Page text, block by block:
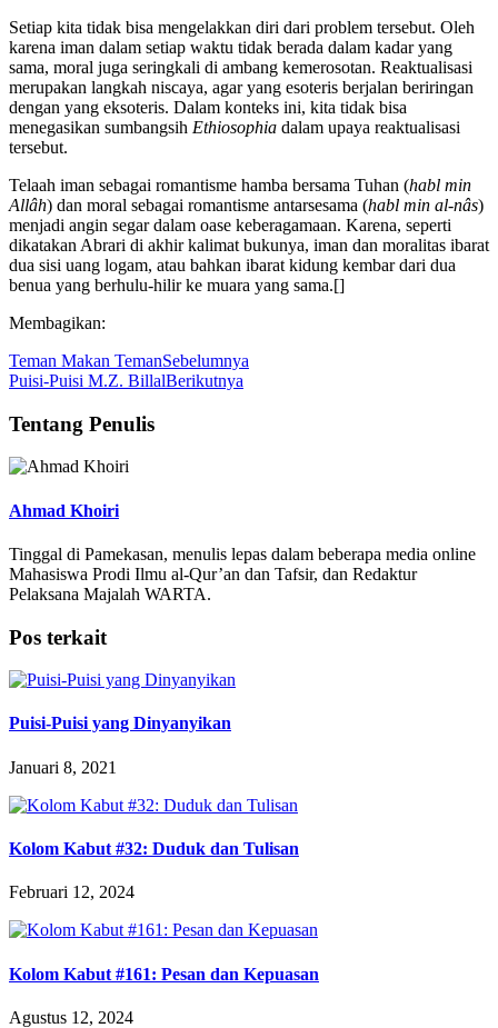
Setiap kita tidak bisa mengelakkan diri dari problem tersebut. Oleh
karena iman dalam setiap waktu tidak berada dalam kadar yang
sama, moral juga seringkali di ambang kemerosotan. Reaktualisasi
merupakan langkah niscaya, agar yang esoteris berjalan beriringan
dengan yang eksoteris. Dalam konteks ini, kita tidak bisa
menegasikan sumbangsih Ethiosophia dalam upaya reaktualisasi
tersebut.
Telaah iman sebagai romantisme hamba bersama Tuhan (habl min
Allâh) dan moral sebagai romantisme antarsesama (habl min al-nâs)
menjadi angin segar dalam oase keberagamaan. Karena, seperti
dikatakan Abrari di akhir kalimat bukunya, iman dan moralitas ibarat
dua sisi uang logam, atau bahkan ibarat kidung kembar dari dua
benua yang berhulu-hilir ke muara yang sama.[]
Membagikan:
Teman Makan TemanSebelumnya
Puisi-Puisi M.Z. BillalBerikutnya
Tentang Penulis
Ahmad Khoiri
Tinggal di Pamekasan, menulis lepas dalam beberapa media online
Mahasiswa Prodi Ilmu al-Qur’an dan Tafsir, dan Redaktur
Pelaksana Majalah WARTA.
Pos terkait
Puisi-Puisi yang Dinyanyikan
Januari 8, 2021
Kolom Kabut #32: Duduk dan Tulisan
Februari 12, 2024
Kolom Kabut #161: Pesan dan Kepuasan
Agustus 12, 2024